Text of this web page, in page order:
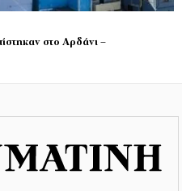
στο Αρδάνι –